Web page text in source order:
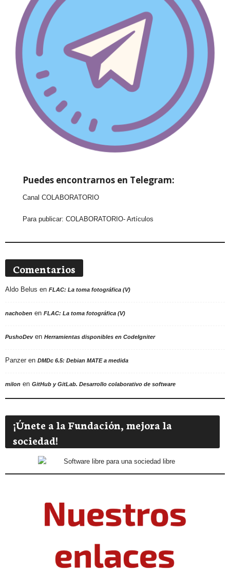
Puedes encontrarnos en Telegram:
Canal COLABORATORIO
Para publicar:COLABORATORIO- Artículos
Comentarios
Aldo Belus en FLAC: La toma fotográfica (V)
nachoben en FLAC: La toma fotográfica (V)
PushoDeven Herramientas disponibles en CodeIgniter
Panzer en DMDc 6.5: Debian MATE a medida
milon en GitHub y GitLab. Desarrollo colaborativo de software
¡Únete a la Fundación, mejora la
sociedad!